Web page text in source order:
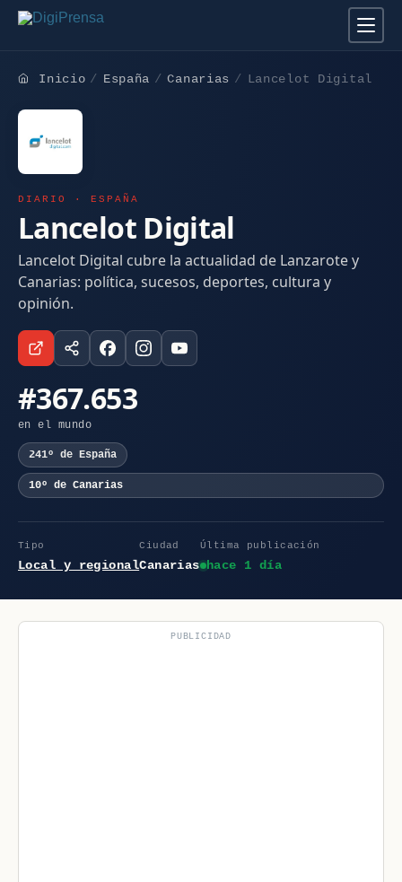
Inicio España Canarias Lancelot Digital
DIARIO · ESPAÑA
Lancelot Digital
Lancelot Digital cubre la actualidad de Lanzarote y
Canarias: política, sucesos, deportes, cultura y
opinión.
#367.653
en el mundo
241º de España
10º de Canarias
Tipo
Local y regional
Ciudad
Canarias
Última publicación
hace 1 día
PUBLICIDAD